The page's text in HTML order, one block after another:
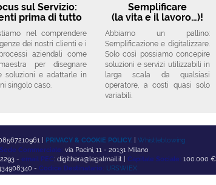
sul Servizio:
prima di tutto
nel comprendere
dei nostri clienti e i
aziendali come
per disegnare
soluzioni e adattarle in
singolo caso.
Semplificare
(la vita e il lavoro…)!
Abbiamo un pallino:
Semplificazione e digitalizzare.
Solo così possiamo concepire
soluzioni e servizi utilizzabili in
larga scala da qualsiasi
operatore, a costi quasi solo
variabili.
| PRIVACY & COOKIE POLICY. |Whistleblowing
Sede Commerciale: via Pacini, 11 - 20131 Milano
-email PEC: digithera@legalmail.it |Capitale Sociale: 100.000 €
- Codice Destinatario: URSWIEX